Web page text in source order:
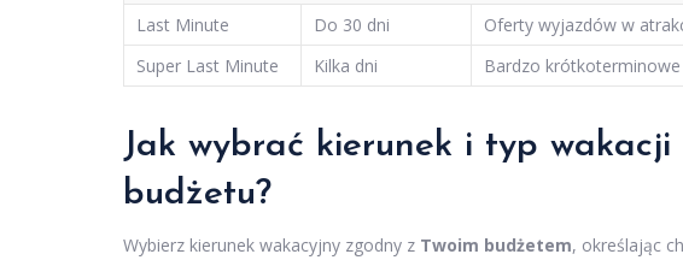
Last Minute
Do 30 dni
Oferty wyjazdów w
Super Last Minute
Kilka dni Bardzo
Jak wybrać kierunek i typ wakacji
budżetu?
Wybierz kierunek wakacyjny zgodny z Twoim budżetem, określając